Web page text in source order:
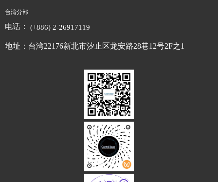
台湾分部
电话： (+886) 2-26917119
地址：台湾22176新北市汐止区龙安路28巷12号2F之1